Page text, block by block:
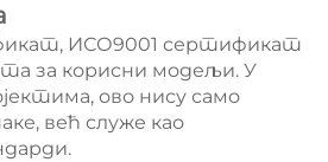
ИСО9001 сертификат
за корисни модељи. У
ово нису само
већ служе као